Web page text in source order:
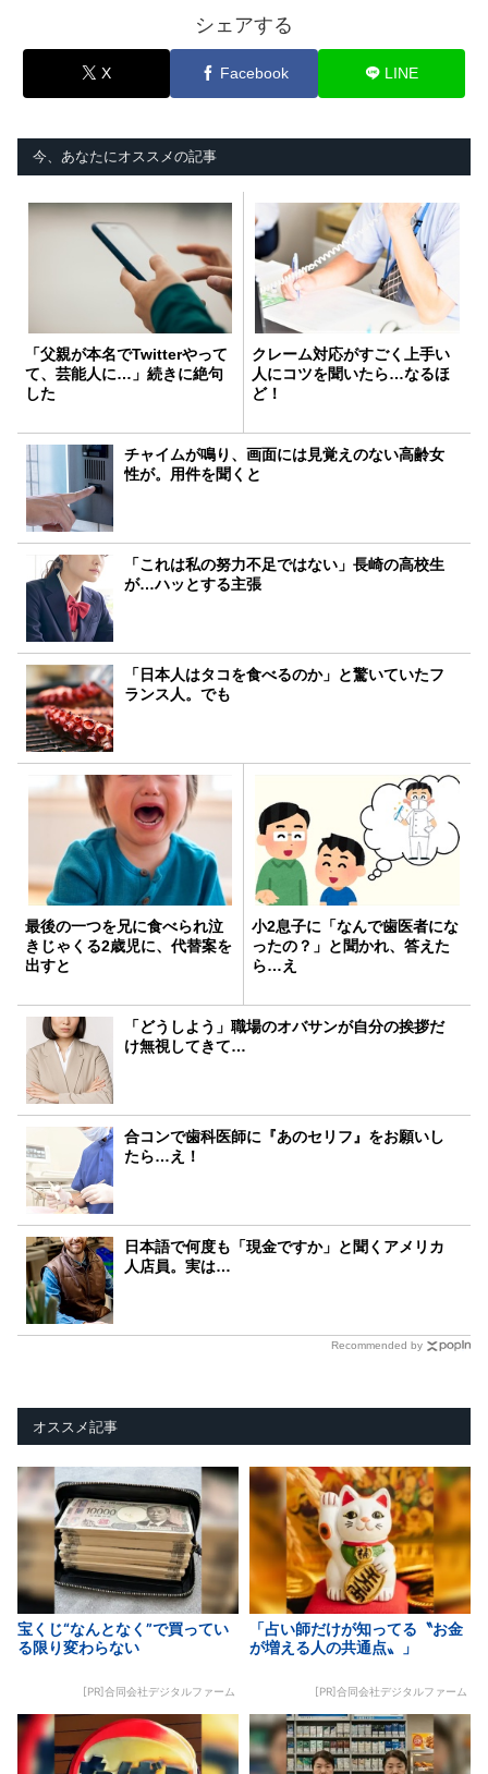
シェアする
X Facebook LINE
今、あなたにオススメの記事
「父親が本名でTwitterやって
て、芸能人に…」続きに絶句
した
クレーム対応がすごく上手い
人にコツを聞いたら…なるほ
ど！
チャイムが鳴り、画面には見覚えのない高齢女
性が。用件を聞くと
「これは私の努力不足ではない」長崎の高校生
が…ハッとする主張
「日本人はタコを食べるのか」と驚いていたフ
ランス人。でも
最後の一つを兄に食べられ泣
きじゃくる2歳児に、代替案を
出すと
小2息子に「なんで歯医者にな
ったの？」と聞かれ、答えた
ら…え
「どうしよう」職場のオバサンが自分の挨拶だ
け無視してきて…
合コンで歯科医師に『あのセリフ』をお願いし
たら…え！
日本語で何度も「現金ですか」と聞くアメリカ
人店員。実は…
Recommended by
オススメ記事
宝くじ“なんとなく”で買ってい
る限り変わらない
[PR]合同会社デジタルファーム
「占い師だけが知ってる〝お金
が増える人の共通点〟」
[PR]合同会社デジタルファーム